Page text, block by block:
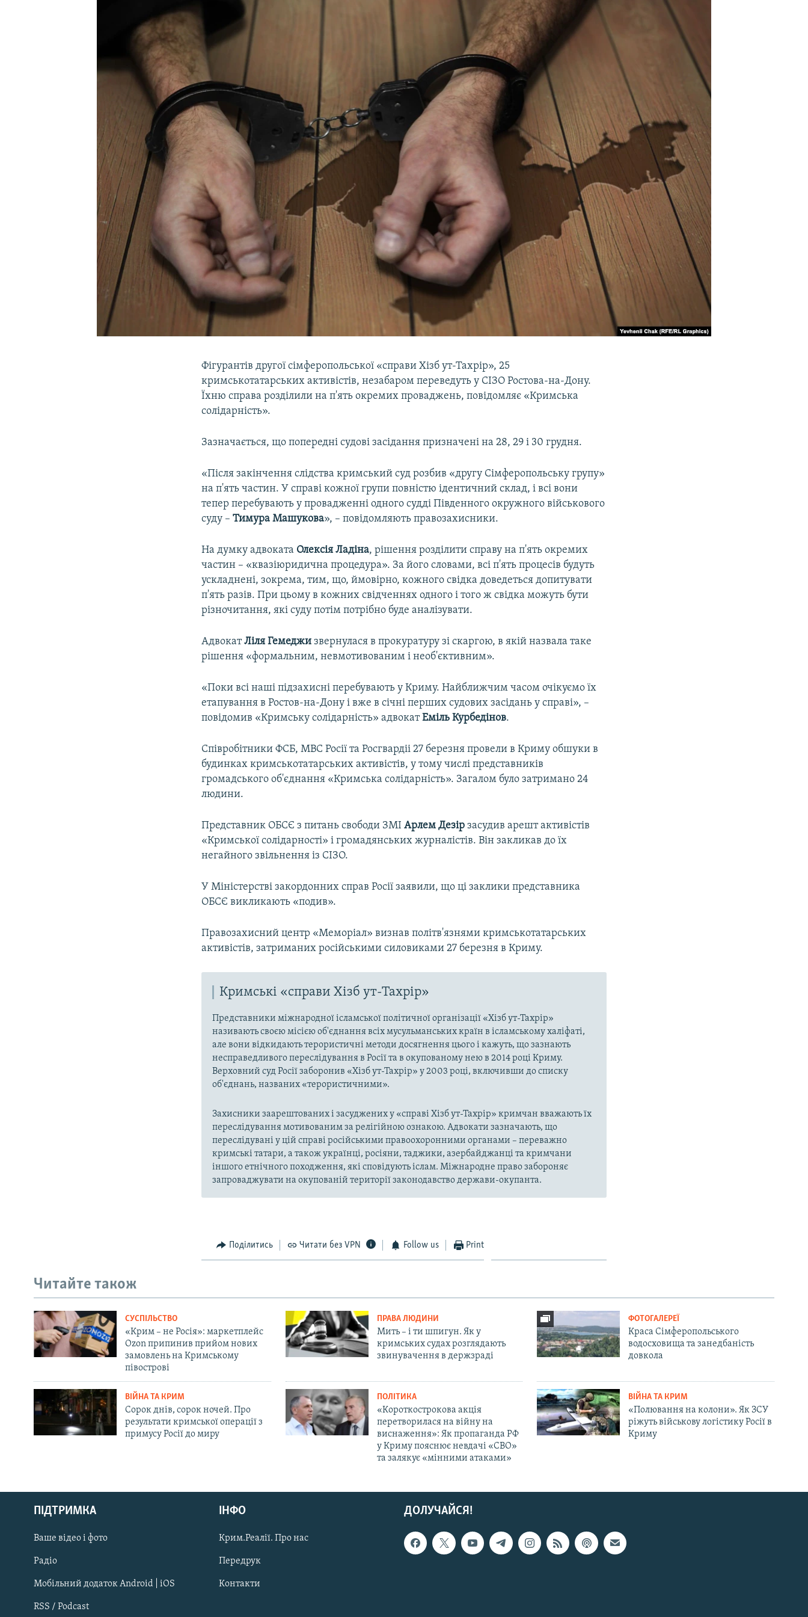
Русский
Qırımtatar
ДОЛУЧАЙСЯ!
Фігурантів другої сімферопольської «справи Хізб ут-Тахрір», 25
кримськотатарських активістів, незабаром переведуть у СІЗО Ростова-на-Дону.
Їхню справа розділили на п'ять окремих проваджень, повідомляє «Кримська
солідарність».
Зазначається, що попередні судові засідання призначені на 28, 29 і 30 грудня.
«Після закінчення слідства кримський суд розбив «другу Сімферопольську групу»
на п'ять частин. У справі кожної групи повністю ідентичний склад, і всі вони
тепер перебувають у провадженні одного судді Південного окружного військового
суду –Тимура Машукова», – повідомляють правозахисники.
На думку адвоката Олексія Ладіна, рішення розділити справу на п'ять окремих
частин – «квазіюридична процедура». За його словами, всі п'ять процесів будуть
ускладнені, зокрема, тим, що, ймовірно, кожного свідка доведеться допитувати
п'ять разів. При цьому в кожних свідченнях одного і того ж свідка можуть бути
різночитання, які суду потім потрібно буде аналізувати.
АдвокатЛіля Гемеджи звернулася в прокуратуру зі скаргою, в якій назвала таке
рішення «формальним, невмотивованим і необ'єктивним».
«Поки всі наші підзахисні перебувають у Криму. Найближчим часом очікуємо їх
етапування в Ростов-на-Дону і вже в січні перших судових засідань у справі», –
повідомив «Кримську солідарність» адвокатЕміль Курбедінов.
Співробітники ФСБ, МВС Росії та Росгвардіі 27 березня провели в Криму обшуки в
будинках кримськотатарських активістів, у тому числі представників
громадського об'єднання «Кримська солідарність». Загалом було затримано 24
людини.
Представник ОБСЄ з питань свободи ЗМІАрлем Дезір засудив арешт активістів
«Кримської солідарності» і громадянських журналістів. Він закликав до їх
негайного звільнення із СІЗО.
У Міністерстві закордонних справ Росії заявили, що ці заклики представника
ОБСЄ викликають «подив».
Правозахисний центр «Меморіал» визнав політв'язнями кримськотатарських
активістів, затриманих російськими силовиками 27 березня в Криму.
Кримські «справи Хізб ут-Тахрір»
Представники міжнародної ісламської політичної організації «Хізб ут-Тахрір»
називають своєю місією об'єднання всіх мусульманських країн в ісламському халіфаті,
але вони відкидають терористичні методи досягнення цього і кажуть, що зазнають
несправедливого переслідування в Росії та в окупованому нею в 2014 році Криму.
Верховний суд Росії заборонив «Хізб ут-Тахрір» у 2003 році, включивши до списку
об'єднань, названих «терористичними».
Захисники заарештованих і засуджених у «справі Хізб ут-Тахрір» кримчан вважають їх
переслідування мотивованим за релігійною ознакою. Адвокати зазначають, що
переслідувані у цій справі російськими правоохоронними органами – переважно
кримські татари, а також українці, росіяни, таджики, азербайджанці та кримчани
іншого етнічного походження, які сповідують іслам. Міжнародне право забороняє
запроваджувати на окупованій території законодавство держави-окупанта.
Поділитись Читати без VPN Follow us Print
Читайте також
СУСПІЛЬСТВО
«Крим – не Росія»: маркетплейс
Ozon припинив прийом нових
замовлень на Кримському
півострові
ПРАВА ЛЮДИНИ
Мить – і ти шпигун. Як у
кримських судах розглядають
звинувачення в держзраді
ФОТОГАЛЕРЕЇ
Краса Сімферопольського
водосховища та занедбаність
довкола
ВІЙНА ТА КРИМ
Сорок днів, сорок ночей. Про
результати кримської операції з
примусу Росії до миру
ПОЛІТИКА
«Короткострокова акція
перетворилася на війну на
виснаження»: Як пропаганда РФ
у Криму пояснює невдачі «СВО»
та залякує «мінними атаками»
ВІЙНА ТА КРИМ
«Полювання на колони». Як ЗСУ
ріжуть військову логістику Росії в
Криму
ДОЛУЧАЙСЯ!
ПІДТРИМКА
Ваше відео і фото
Радіо
Мобільний додаток Android | iOS
RSS / Podcast
ІНФО
Крим.Реалії. Про нас
Передрук
Контакти